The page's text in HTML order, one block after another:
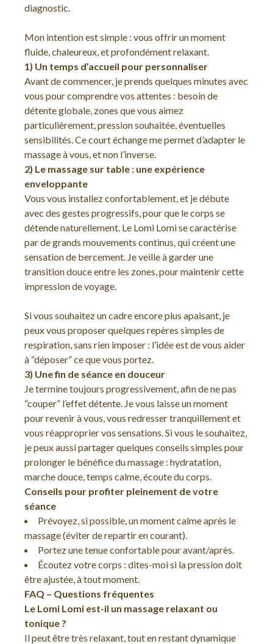
diagnostic.
Mon intention est simple : vous offrir un moment
fluide, chaleureux, et profondément relaxant.
1) Un temps d’accueil pour personnaliser
Avant de commencer, je prends quelques minutes avec
vous pour comprendre vos attentes : besoin de
détente globale, zones que vous aimez
particulièrement, pression souhaitée, éventuelles
sensibilités. Ce court échange me permet d’adapter le
massage à vous, et non l’inverse.
2) Le massage sur table : une expérience
enveloppante
Vous vous installez confortablement, et je débute
avec des gestes progressifs, pour que le corps se
détende naturellement. Le Lomi Lomi se caractérise
par de grands mouvements continus, qui créent une
sensation de bercement. Je veille à garder une
transition douce entre les zones, pour maintenir cette
impression de voyage.
Si vous souhaitez un cadre encore plus apaisant, je
peux vous proposer quelques repères simples de
respiration, sans rien imposer : l’idée est de vous aider
à “déposer” ce que vous portez.
3) Une fin de séance en douceur
Je termine toujours progressivement, afin de ne pas
“couper” l’effet détente. Je vous laisse un moment
pour revenir à vous, vous redresser tranquillement et
vous réapproprier vos sensations. Si vous le souhaitez,
je peux aussi partager quelques conseils simples pour
prolonger le bénéfice du massage : hydratation,
marche douce, temps calme, écoute du corps.
Conseils pour profiter pleinement de votre
séance
Prévoyez, si possible, un moment calme après le
massage (éviter de repartir en courant).
Portez une tenue confortable pour avant/après.
Écoutez votre corps : dites-moi si la pression doit
être ajustée, à tout moment.
FAQ – Questions fréquentes
Le Lomi Lomi est-il un massage relaxant ou
tonique ?
Il peut être très relaxant, tout en restant dynamique